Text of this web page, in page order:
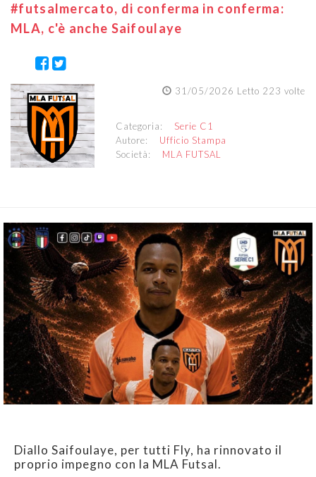
#futsalmercato, di conferma in conferma:
MLA, c'è anche Saifoulaye
31/05/2026 Letto 223 volte
Categoria: Serie C1
Autore: Ufficio Stampa
Società: MLA FUTSAL
Diallo Saifoulaye, per tutti Fly, ha rinnovato il
proprio impegno con la MLA Futsal.